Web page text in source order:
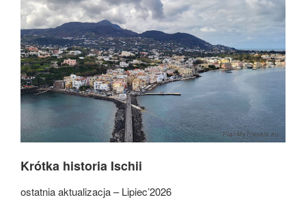
Krótka historia Ischii
ostatnia aktualizacja – Lipiec’2026